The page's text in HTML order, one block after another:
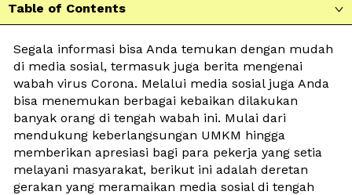
Table of Contents 
Segala informasi bisa Anda temukan dengan mudah
di media sosial, termasuk juga berita mengenai
wabah virus Corona. Melalui media sosial juga Anda
bisa menemukan berbagai kebaikan dilakukan
banyak orang di tengah wabah ini. Mulai dari
mendukung keberlangsungan UMKM hingga
memberikan apresiasi bagi para pekerja yang setia
melayani masyarakat, berikut ini adalah deretan
gerakan yang meramaikan media sosial di tengah